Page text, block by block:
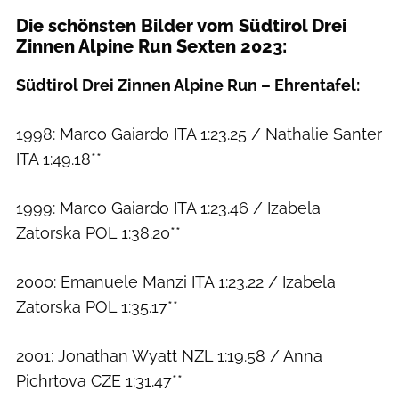
Die schönsten Bilder vom Südtirol Drei
Zinnen Alpine Run Sexten 2023:
Südtirol Drei Zinnen Alpine Run – Ehrentafel:
1998: Marco Gaiardo ITA 1:23.25 / Nathalie Santer
ITA 1:49.18**
1999: Marco Gaiardo ITA 1:23.46 / Izabela
Zatorska POL 1:38.20**
2000: Emanuele Manzi ITA 1:23.22 / Izabela
Zatorska POL 1:35.17**
2001: Jonathan Wyatt NZL 1:19.58 / Anna
Pichrtova CZE 1:31.47**